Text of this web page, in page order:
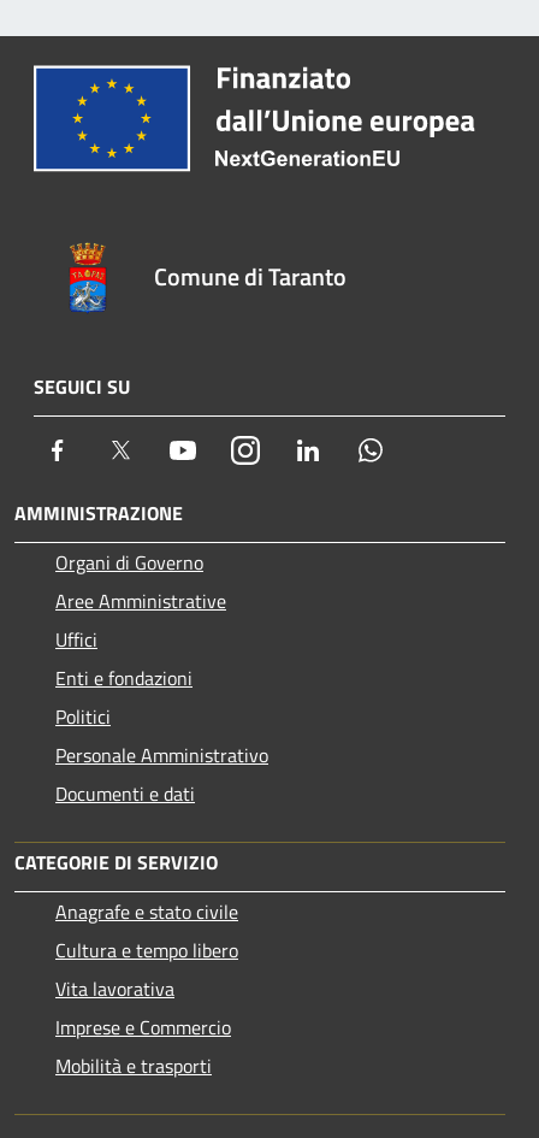
Comune di Taranto
SEGUICI SU
Facebook Twitter YoutubeInstagram LinkedIn
AMMINISTRAZIONE
Organi di Governo
Aree Amministrative
Uffici
Enti e fondazioni
Politici
Personale Amministrativo
Documenti e dati
CATEGORIE DI SERVIZIO
Anagrafe e stato civile
Cultura e tempo libero
Vita lavorativa
Imprese e Commercio
Mobilità e trasporti